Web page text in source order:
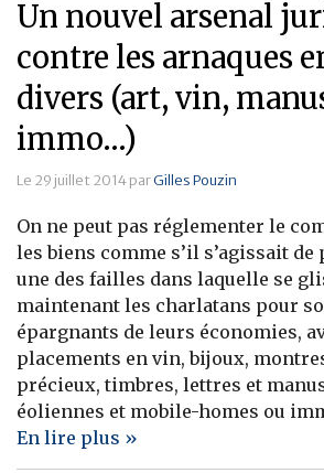
Un nouvel arsenal
contre les arnaques
divers (art, vin,
immo…)
Le 29 juillet 2014 parGilles Pouzin
On ne peut pas réglementer le
les biens comme s’il s’agissait de
une des failles dans laquelle se
maintenant les charlatans pour
épargnants de leurs économies,
placements en vin, bijoux,
précieux, timbres, lettres et
éoliennes et mobile-homes ou
En lire plus »